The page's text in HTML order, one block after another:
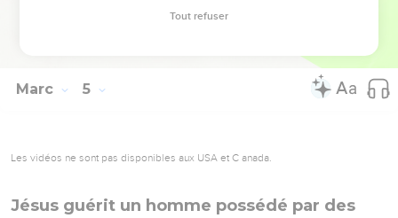
© Société biblique française – Bibli’O, 2000, avec autorisation. Pour vous procurer
Marc 5
Les vidéos ne sont pas disponibles aux USA et C anada.
Jésus guérit un homme possédé par des
Tout refuser